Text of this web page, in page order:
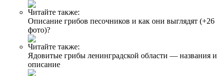
Читайте также:
Описание грибов песочников и как они выглядят (+26
фото)?
Читайте также:
Ядовитые грибы ленинградской области — названия и
описание